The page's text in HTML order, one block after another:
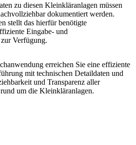
zu diesen Kleinkläranlagen müssen
dokumentiert werden.
stellt das hierfür benötigte
Eingabe- und
Verfügung.
erreichen Sie eine effiziente
mit technischen Detaildaten und
und Transparenz aller
um die Kleinkläranlagen.